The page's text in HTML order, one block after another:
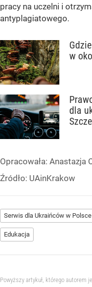
pracy na uczelni i
antyplagiatowego.
w
dla
Opracowała: Anastazja
Źródło: UAinKrakow
Serwis dla Ukraińców w Polsce
Edukacja
Powyższy artykuł, którego autorem